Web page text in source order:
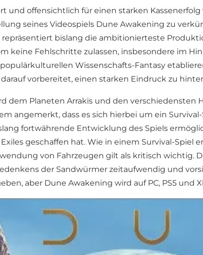
und offensichtlich für einen starken
seines Videospiels Dune Awakening zu
bislang die ambitionierteste
keine Fehlschritte zulassen, insbesondere im
Wissenschafts-Fantasy
vorbereitet, einen starken Eindruck zu
dem Planeten Arrakis und den verschiedensten
angemerkt, dass es sich hierbei um ein
fortwährende Entwicklung des Spiels
geschaffen hat. Wie in einem Survival-Spiel
von Fahrzeugen gilt als kritisch wichtig.
der Sandwürmer zeitaufwendig und
aber Dune Awakening wird auf PC, PS5 und